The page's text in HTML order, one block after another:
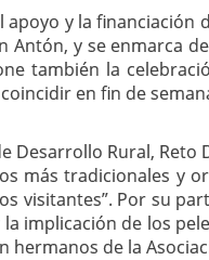
apoyo y la financiación
Antón, y se enmarca
también la
en fin de
Desarrollo Rural,
más tradicionales y
visitantes”. Por su
la implicación de los
hermanos de la